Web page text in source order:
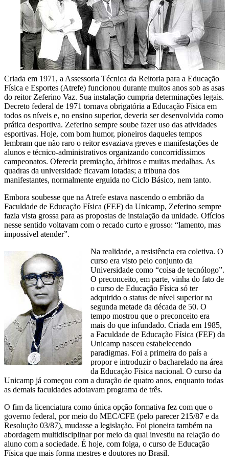
Criada em 1971, a Assessoria Técnica da Reitoria para a Educação
Física e Esportes (Atrefe) funcionou durante muitos anos sob as asas
do reitor Zeferino Vaz. Sua instalação cumpria determinações legais.
Decreto federal de 1971 tornava obrigatória a Educação Física em
todos os níveis e, no ensino superior, deveria ser desenvolvida como
prática desportiva. Zeferino sempre soube fazer uso das atividades
esportivas. Hoje, com bom humor, pioneiros daqueles tempos
lembram que não raro o reitor esvaziava greves e manifestações de
alunos e técnico-administrativos organizando concorridíssimos
campeonatos. Oferecia premiação, árbitros e muitas medalhas. As
quadras da universidade ficavam lotadas; a tribuna dos
manifestantes, normalmente erguida no Ciclo Básico, nem tanto.
Embora soubesse que na Atrefe estava nascendo o embrião da
Faculdade de Educação Física (FEF) da Unicamp, Zeferino sempre
fazia vista grossa para as propostas de instalação da unidade. Ofícios
nesse sentido voltavam com o recado curto e grosso: “lamento, mas
impossível atender”.
Na realidade, a resistência era coletiva. O
curso era visto pelo conjunto da
Universidade como “coisa de tecnólogo”.
O preconceito, em parte, vinha do fato de
o curso de Educação Física só ter
adquirido o status de nível superior na
segunda metade da década de 50. O
tempo mostrou que o preconceito era
mais do que infundado. Criada em 1985,
a Faculdade de Educação Física (FEF) da
Unicamp nasceu estabelecendo
paradigmas. Foi a primeira do país a
propor e introduzir o bacharelado na área
da Educação Física nacional. O curso da
Unicamp já começou com a duração de quatro anos, enquanto todas
as demais faculdades adotavam programa de três.
O fim da licenciatura como única opção formativa fez com que o
governo federal, por meio do MEC/CFE (pelo parecer 215/87 e da
Resolução 03/87), mudasse a legislação. Foi pioneira também na
abordagem multidisciplinar por meio da qual investiu na relação do
aluno com a sociedade. É hoje, com folga, o curso de Educação
Física que mais forma mestres e doutores no Brasil.